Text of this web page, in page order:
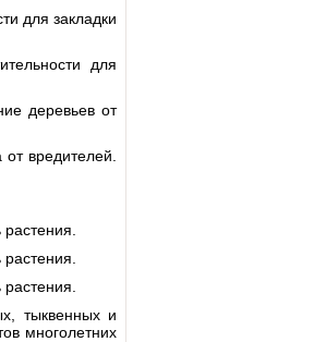
для закладки
для
деревьев от
вредителей.
тыквенных и
многолетних